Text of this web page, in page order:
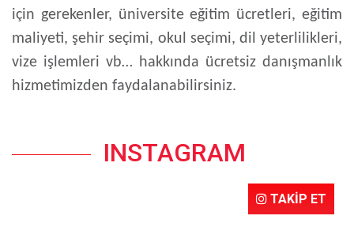
için gerekenler, üniversite eğitim ücretleri, eğitim
maliyeti, şehir seçimi, okul seçimi, dil yeterlilikleri,
vize işlemleri vb… hakkında ücretsiz danışmanlık
hizmetimizden faydalanabilirsiniz.
INSTAGRAM
TAKİP ET